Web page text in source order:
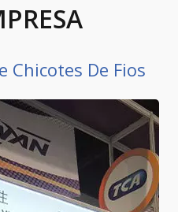
Chicotes De Fios